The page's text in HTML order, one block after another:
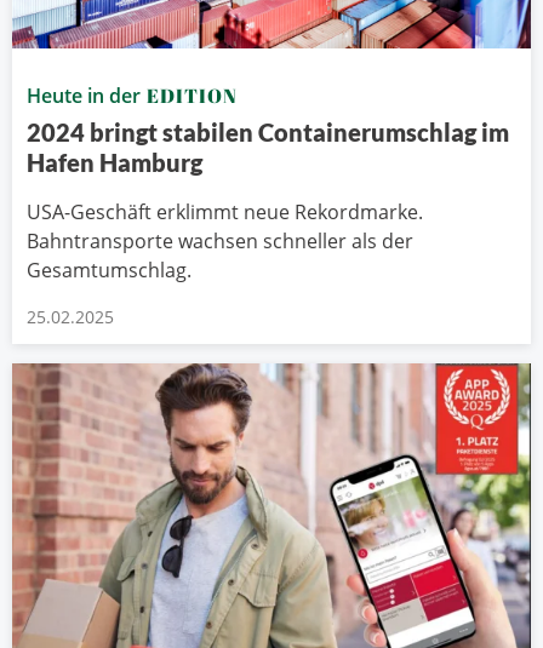
Heute in der EDITION
2024 bringt stabilen Containerumschlag im
Hafen Hamburg
USA-Geschäft erklimmt neue Rekordmarke.
Bahntransporte wachsen schneller als der
Gesamtumschlag.
25.02.2025